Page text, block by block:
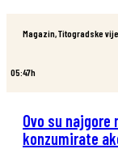
Magazin Titogradske
05:47h
Ovo su
konzumirate